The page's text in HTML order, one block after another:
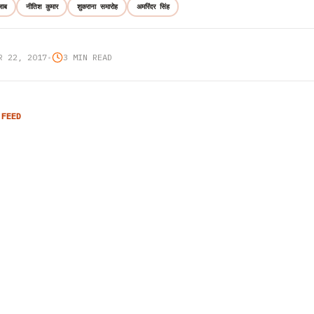
नीतिश कुमार शुकराना समारोह अमरिंदर सिंह
22, 2017• 3 MIN READ